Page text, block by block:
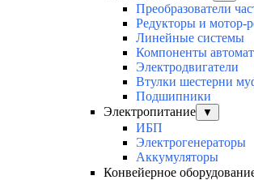
Преобразователи
Редукторы и мотор-
Линейные системы
Компоненты
Электродвигатели
Втулки шестерни
Подшипники
Электропитание
▼
ИБП
Электрогенераторы
Аккумуляторы
Конвейерное